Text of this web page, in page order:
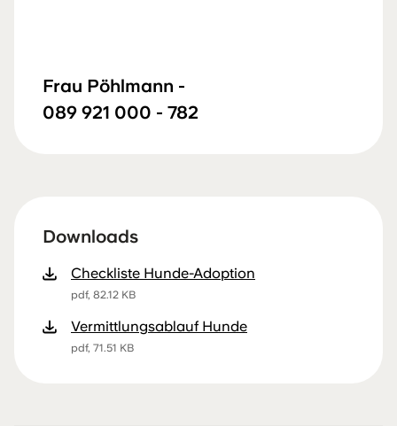
Frau Pöhlmann -
089 921 000 - 782
Downloads
Checkliste Hunde-Adoption
pdf, 82.12 KB
Vermittlungsablauf Hunde
pdf, 71.51 KB